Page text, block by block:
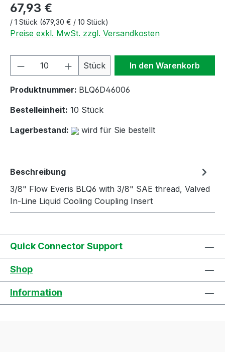
67,93 €
/ 1 Stück (679,30 € / 10 Stück)
Preise exkl. MwSt. zzgl. Versandkosten
Produkt Anzahl: Gib den
Stück In den Warenkorb
Produktnummer: BLQ6D46006
Bestelleinheit: 10 Stück
Lagerbestand:
wird für Sie bestellt
Beschreibung
3/8" Flow Everis BLQ6 with 3/8" SAE thread, Valved
In-Line Liquid Cooling Coupling Insert
Quick Connector Support
Shop
Information